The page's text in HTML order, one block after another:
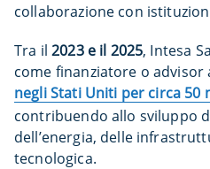
collaborazione con
Tra il2023 e il 2025, Intesa
come finanziatore o advisor
negli Stati Uniti per circa 50
contribuendo allo sviluppo
dell’energia, delle
tecnologica.